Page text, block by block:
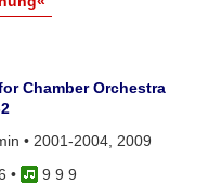
Chamber Orchestra
• 2001-2004, 2009
•
9 9 9